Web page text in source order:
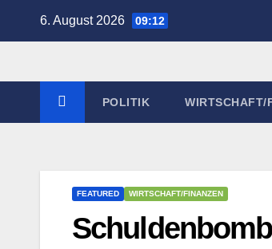
6. August 2026 09:12
POLITIK WIRTSCHAFT/
FEATURED WIRTSCHAFT/FINANZEN